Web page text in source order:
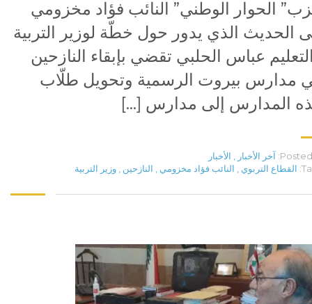
الحوار الوطني” النائب فؤاد مخزومي
الحديث الذي يدور حول خطّة لوزير التربية
عباس الحلبي تقضي بإبقاء النازحين
مدارس بيروت الرسمية وتحويل طلّاب
المدارس إلى مدارس […]
Posted آخر الأخبار
الأخبار
القطاع التربوي النائب فؤاد مخزومي النازحين وزير التربية